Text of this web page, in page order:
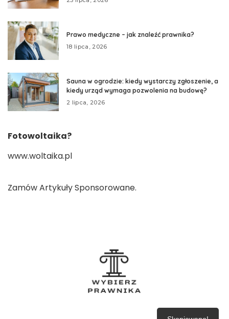
Prawo medyczne – jak znaleźć prawnika?
18 lipca, 2026
Sauna w ogrodzie: kiedy wystarczy zgłoszenie, a
kiedy urząd wymaga pozwolenia na budowę?
2 lipca, 2026
Fotowoltaika?
www.woltaika.pl
ZamówArtykuły Sponsorowane.